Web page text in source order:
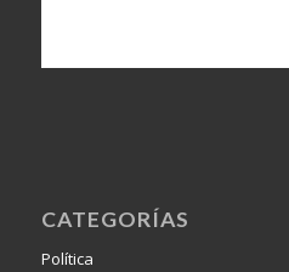
CATEGORÍAS
Política